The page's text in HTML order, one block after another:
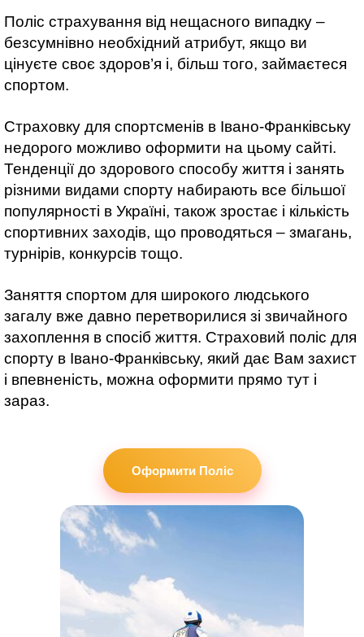
Поліс страхування від нещасного випадку –
безсумнівно необхідний атрибут, якщо ви
цінуєте своє здоров’я і, більш того, займаєтеся
спортом.
Страховку для спортсменів в Івано-Франківську
недорого можливо оформити на цьому сайті.
Тенденції до здорового способу життя і занять
різними видами спорту набирають все більшої
популярності в Україні, також зростає і кількість
спортивних заходів, що проводяться – змагань,
турнірів, конкурсів тощо.
Заняття спортом для широкого людського
загалу вже давно перетворилися зі звичайного
захоплення в спосіб життя. Страховий поліс для
спорту в Івано-Франківську, який дає Вам захист
і впевненість, можна оформити прямо тут і
зараз.
Оформити Поліс